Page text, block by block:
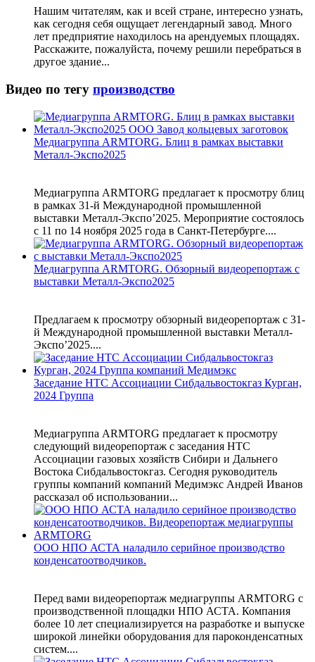
Нашим читателям, как и всей стране, интересно узнать,
как сегодня себя ощущает легендарный завод. Много
лет предприятие находилось на арендуемых площадях.
Расскажите, пожалуйста, почему решили перебраться в
другое здание...
Видео по тегу производство
Медиагруппа ARMTORG. Блиц в рамках выставки
Металл-Экспо2025
Медиагруппа ARMTORG предлагает к просмотру блиц
в рамках 31-й Международной промышленной
выставки Металл-Экспо’2025. Мероприятие состоялось
с 11 по 14 ноября 2025 года в Санкт-Петербурге....
Медиагруппа ARMTORG. Обзорный видеорепортаж с
выставки Металл-Экспо2025
Предлагаем к просмотру обзорный видеорепортаж с 31-
й Международной промышленной выставки Металл-
Экспо’2025....
Заседание НТС Ассоциации Сибдальвостокгаз Курган,
2024 Группа
Медиагруппа ARMTORG предлагает к просмотру
следующий видеорепортаж с заседания НТС
Ассоциации газовых хозяйств Сибири и Дальнего
Востока Сибдальвостокгаз. Сегодня руководитель
группы компаний компаний Медимэкс Андрей Иванов
рассказал об использовании...
ООО НПО АСТА наладило серийное производство
конденсатоотводчиков.
Перед вами видеорепортаж медиагруппы ARMTORG с
производственной площадки НПО АСТА. Компания
более 10 лет специализируется на разработке и выпуске
широкой линейки оборудования для пароконденсатных
систем....